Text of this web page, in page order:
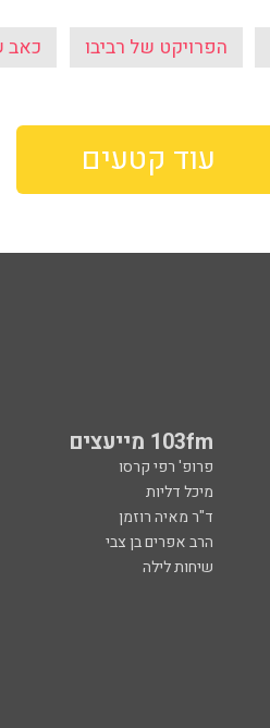
הפרויקט של רביבו כאב
עוד קטעים
103fm מייעצים
פרופ' רפי קרסו
מיכל דליות
ד"ר מאיה רוזמן
הרב אפרים בן צבי
שיחות לילה